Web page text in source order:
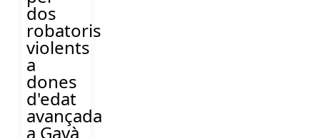
dos
robatoris
violents
a
dones
d'edat
avançada
a Gavà